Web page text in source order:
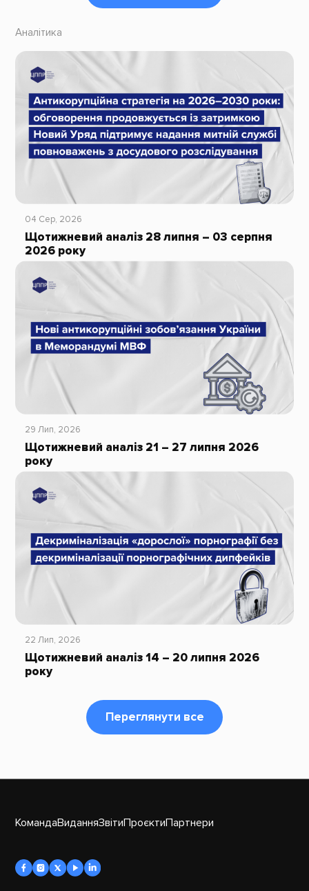
Аналітика
04 Сер, 2026
Щотижневий аналіз 28 липня – 03 серпня
2026 року
29 Лип, 2026
Щотижневий аналіз 21 – 27 липня 2026
року
22 Лип, 2026
Щотижневий аналіз 14 – 20 липня 2026
року
Переглянути все
КомандаВиданняЗвітиПроєктиПартнери